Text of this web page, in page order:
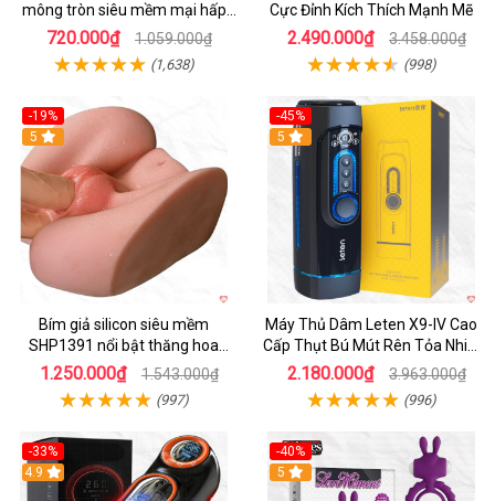
mông tròn siêu mềm mại hấp
dẫn
720.000₫ 1.059.000₫
(1,638)
Cực Đỉnh Kích Thích Mạnh Mẽ
2.490.000₫ 3.458.000₫
(998)
-19%
Hot
5
Bím giả silicon siêu mềm
SHP1391 nổi bật thăng hoa
hoàn hảo
1.250.000₫ 1.543.000₫
(997)
-45%
Hot
5
Máy Thủ Dâm Leten X9-IV Cao
Cấp Thụt Bú Mút Rên Tỏa Nhiệt
Sạc Pin
2.180.000₫ 3.963.000₫
(996)
-33%
Hot
4.9
-40%
5